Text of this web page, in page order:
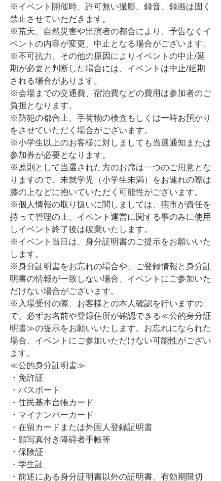
※イベント開催時、許可無い撮影、録音、録画は固く
禁止させていただきます。
※荒天、自然災害や出演者の都合により、予告なくイ
ベントの内容が変更、中止となる場合がございます。
※不可抗力、その他の原因によりイベントの中止/延
期が必要と判断した場合には、イベントは中止/延期
される場合があります。
※会場までの交通費、宿泊費などの費用は参加者のご
負担となります。
※防犯の都合上、手荷物の検査もしくは一時お預かり
をさせていただく場合がございます。
※小学生以上のお客様に対しましても当選通知または
参加券が必要となります。
※原則として当選された方のお席は一つのご用意とな
りますので、未就学児（小学生未満）をお連れの際は
膝の上などに抱いていただく可能性がございます。
※個人情報の取り扱いに関しましては、燕市が責任を
持って管理の上、イベント運営に関する事のみに使用
しイベント終了後は破棄いたします。
※イベント当日は、身分証明書のご提示をお願いいた
します。
※身分証明書をお忘れの場合や、ご登録情報と身分証
明書の情報が一致しない場合、イベントにご参加いた
だけない場合がございます。
※入場受付の際、お客様との本人確認を行いますの
で、必ずお名前や登録住所が確認できる≪公的身分証
明書≫の提示をお願いいたします。お忘れになられた
場合、イベントにご参加いただけない可能性がござい
ます。
≪公的身分証明書≫
・免許証
・パスポート
・住民基本台帳カード
・マイナンバーカード
・在留カードまたは外国人登録証明書
・顔写真付き障碍者手帳等
・保険証
・学生証
・前述にある身分証明書以外の証明書、有効期限切